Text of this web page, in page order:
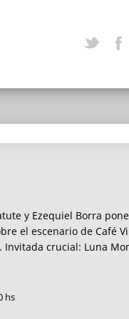
y Ezequiel Borra
el escenario de Café
Invitada crucial: Luna
hs